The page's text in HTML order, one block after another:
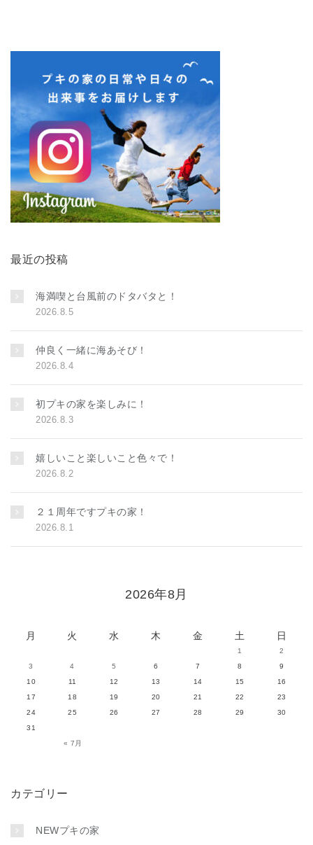
最近の投稿
海満喫と台風前のドタバタと！
2026.8.5
仲良く一緒に海あそび！
2026.8.4
初プキの家を楽しみに！
2026.8.3
嬉しいこと楽しいこと色々で！
2026.8.2
２１周年ですプキの家！
2026.8.1
2026年8月
月 火 水 木 金 土 日
« 7月
1
2
3
4 5 6 7 8
9
10
11 12 13 14 15
16
17
18 19 20 21 22
23
24
25 26 27 28 29
30
31
カテゴリー
NEWプキの家